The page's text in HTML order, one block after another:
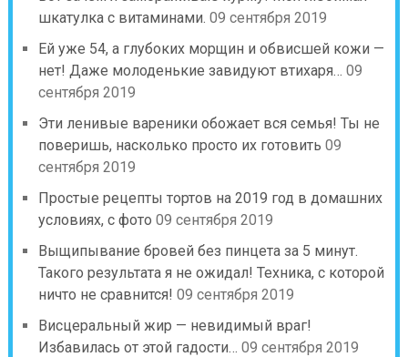
шкатулка с витаминами. 09 сентября 2019
Ей уже 54, а глубоких морщин и обвисшей кожи —
нет! Даже молоденькие завидуют втихаря… 09
сентября 2019
Эти ленивые вареники обожает вся семья! Ты не
поверишь, насколько просто их готовить 09
сентября 2019
Простые рецепты тортов на 2019 год в домашних
условиях, с фото 09 сентября 2019
Выщипывание бровей без пинцета за 5 минут.
Такого результата я не ожидал! Техника, с которой
ничто не сравнится! 09 сентября 2019
Висцеральный жир — невидимый враг!
Избавилась от этой гадости… 09 сентября 2019